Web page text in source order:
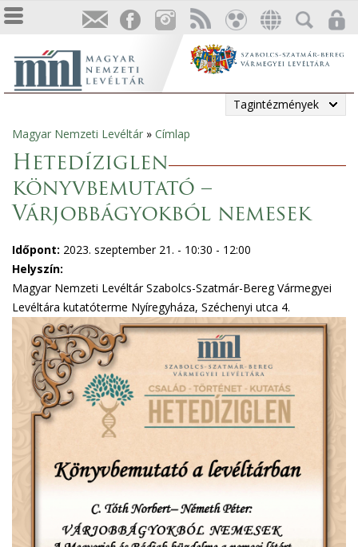
Tagintézmények
Jelenlegi
hely
Magyar Nemzeti Levéltár » Címlap
Hetedíziglen
könyvbemutató –
Várjobbágyokból nemesek
Időpont: 2023. szeptember 21. - 10:30 - 12:00
Helyszín:
Magyar Nemzeti Levéltár Szabolcs-Szatmár-Bereg Vármegyei
Levéltára kutatóterme Nyíregyháza, Széchenyi utca 4.